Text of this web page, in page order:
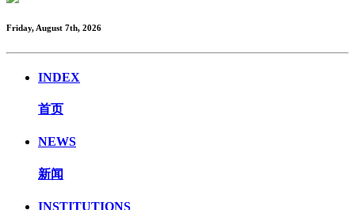
Friday, August 7th, 2026
INDEX
首页
NEWS
新闻
INSTITUTIONS